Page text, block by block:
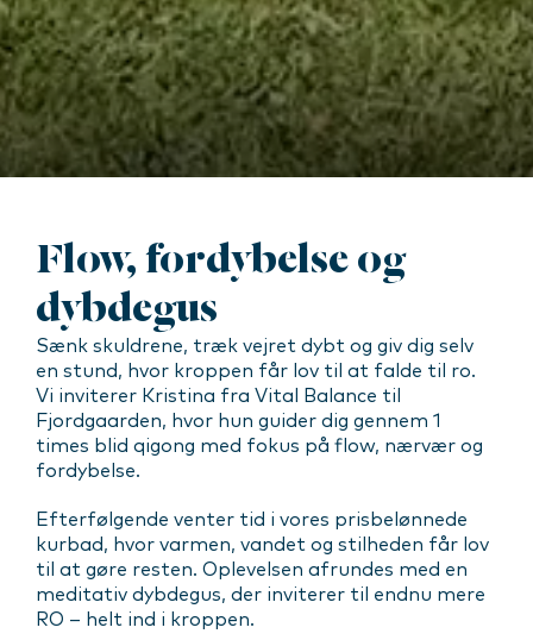
Flow, fordybelse og
dybdegus
Sænk skuldrene, træk vejret dybt og giv dig selv
en stund, hvor kroppen får lov til at falde til ro.
Vi inviterer Kristina fra Vital Balance til
Fjordgaarden, hvor hun guider dig gennem 1
times blid qigong med fokus på flow, nærvær og
fordybelse.
Efterfølgende venter tid i vores prisbelønnede
kurbad, hvor varmen, vandet og stilheden får lov
til at gøre resten. Oplevelsen afrundes med en
meditativ dybdegus, der inviterer til endnu mere
RO – helt ind i kroppen.